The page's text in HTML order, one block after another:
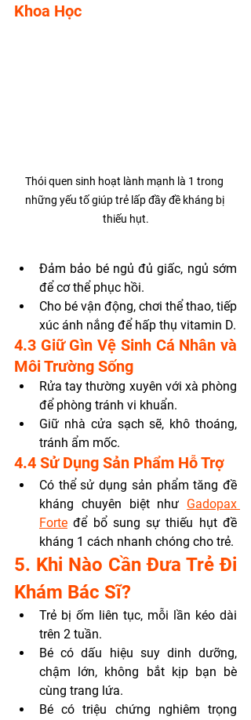
Khoa Học
Thói quen sinh hoạt lành mạnh là 1 trong
những yếu tố giúp trẻ lấp đầy đề kháng bị
thiếu hụt.
Đảm bảo bé ngủ đủ giấc, ngủ sớm
để cơ thể phục hồi.
Cho bé vận động, chơi thể thao, tiếp
xúc ánh nắng để hấp thụ vitamin D.
4.3 Giữ Gìn Vệ Sinh Cá Nhân và
Môi Trường Sống
Rửa tay thường xuyên với xà phòng
để phòng tránh vi khuẩn.
Giữ nhà cửa sạch sẽ, khô thoáng,
tránh ẩm mốc.
4.4 Sử Dụng Sản Phẩm Hỗ Trợ
Có thể sử dụng sản phẩm tăng đề
kháng chuyên biệt như Gadopax
Forte để bổ sung sự thiếu hụt đề
kháng 1 cách nhanh chóng cho trẻ.
5. Khi Nào Cần Đưa Trẻ Đi
Khám Bác Sĩ?
Trẻ bị ốm liên tục, mỗi lần kéo dài
trên 2 tuần.
Bé có dấu hiệu suy dinh dưỡng,
chậm lớn, không bắt kịp bạn bè
cùng trang lứa.
Bé có triệu chứng nghiêm trọng